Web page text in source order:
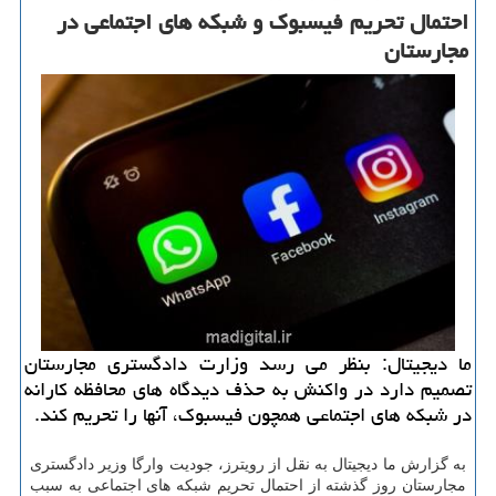
احتمال تحریم فیسبوك و شبكه های اجتماعی در
مجارستان
ما دیجیتال: بنظر می رسد وزارت دادگستری مجارستان
تصمیم دارد در واکنش به حذف دیدگاه های محافظه کارانه
در شبکه های اجتماعی همچون فیسبوک، آنها را تحریم کند.
به گزارش ما دیجیتال به نقل از رویترز، جودیت وارگا وزیر دادگستری
مجارستان روز گذشته از احتمال تحریم شبکه های اجتماعی به سبب